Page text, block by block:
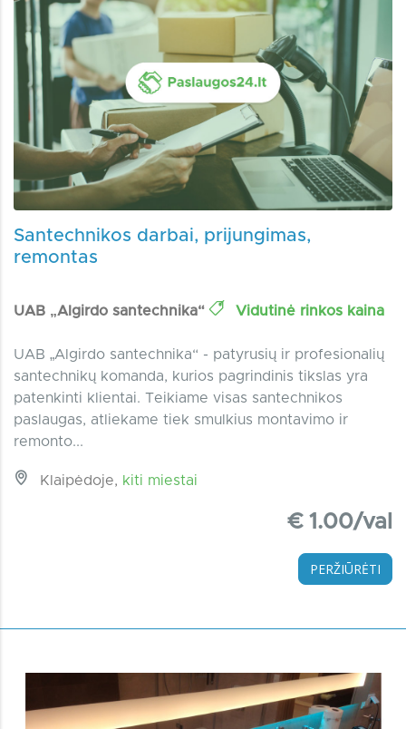
Santechnikos darbai, prijungimas,
remontas
UAB „Algirdo santechnika“ Vidutinė rinkos kaina
UAB „Algirdo santechnika“ - patyrusių ir profesionalių
santechnikų komanda, kurios pagrindinis tikslas yra
patenkinti klientai. Teikiame visas santechnikos
paslaugas, atliekame tiek smulkius montavimo ir
remonto...
Klaipėdoje, kiti miestai
€ 1.00/val
PERŽIŪRĖTI